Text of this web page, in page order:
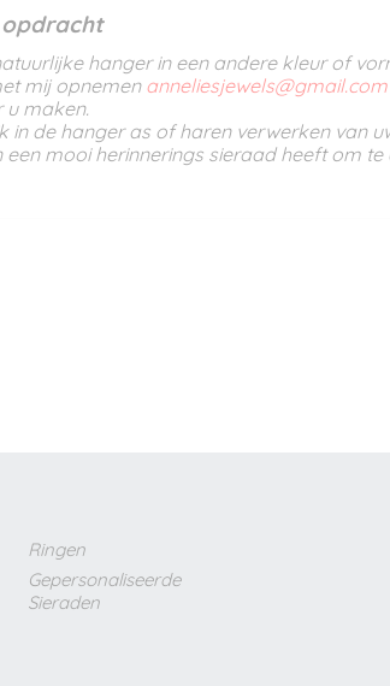
opdracht
hanger in een andere kleur of
mij opnemenanneliesjewels@gmail.com
maken.
in de hanger as of haren verwerken van
een mooi herinnerings sieraad heeft om te
Ringen
Gepersonaliseerde
Sieraden